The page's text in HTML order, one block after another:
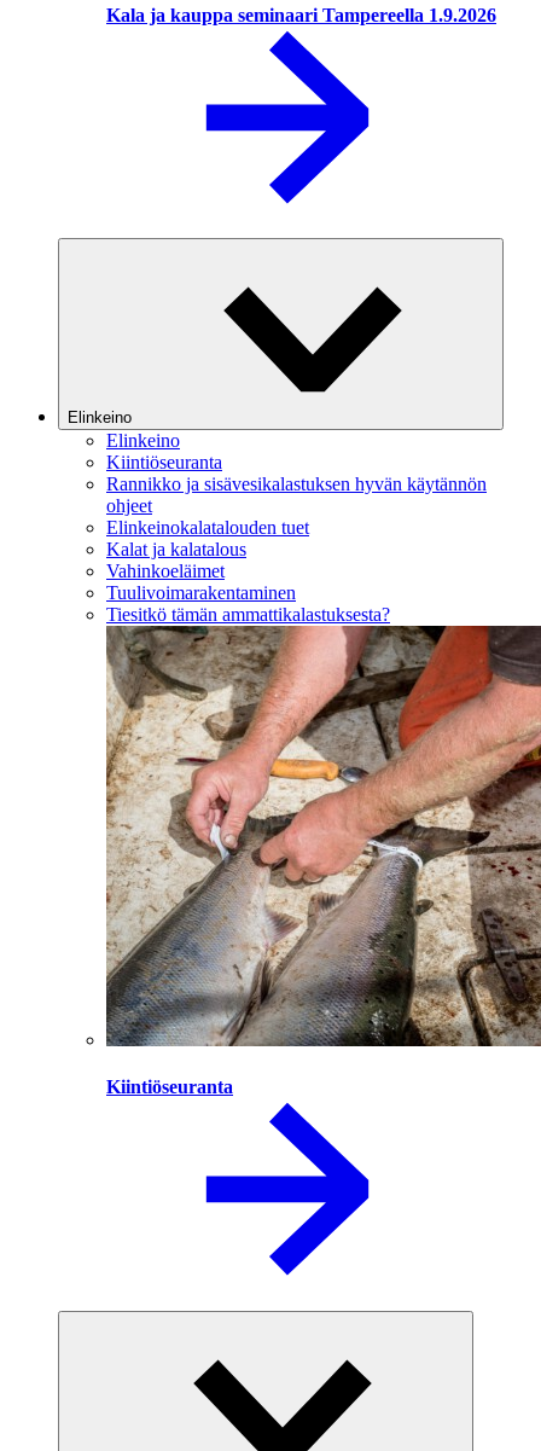
Kala ja kauppa seminaari Tampereella 1.9.2026
Elinkeino
Elinkeino
Kiintiöseuranta
Rannikko ja sisävesikalastuksen hyvän käytännön
ohjeet
Elinkeinokalatalouden tuet
Kalat ja kalatalous
Vahinkoeläimet
Tuulivoimarakentaminen
Tiesitkö tämän ammattikalastuksesta?
Kiintiöseuranta